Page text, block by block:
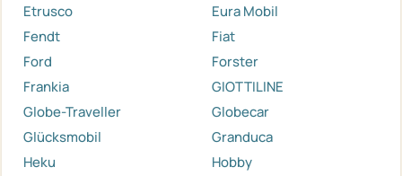
Etrusco
Eura Mobil
Fendt
Fiat
Ford
Forster
Frankia
GIOTTILINE
Globe-Traveller
Globecar
Glücksmobil
Granduca
Heku
Hobby